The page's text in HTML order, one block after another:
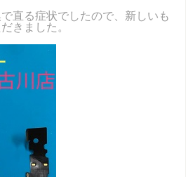
直る症状でしたので、新しいも
きました。